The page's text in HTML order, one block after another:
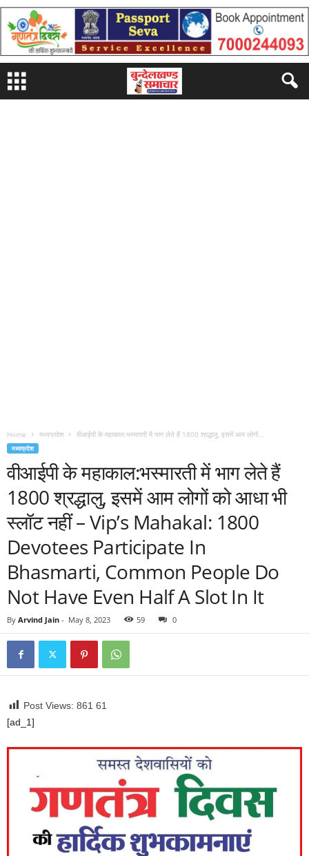
Home मध्यप्रदेश वीआईपी के महाकाल:भस्मारती में भाग लेते हैं 1800 श्रद्धालु, इसमें आम लोगों...
मध्यप्रदेश
वीआईपी के महाकाल:भस्मारती में भाग लेते हैं
1800 श्रद्धालु, इसमें आम लोगों को आधा भी
स्लॉट नहीं – Vip’s Mahakal: 1800
Devotees Participate In
Bhasmarti, Common People Do
Not Have Even Half A Slot In It
By Arvind Jain - May 8, 2023 59 0
Post Views: 861 61
[ad_1]